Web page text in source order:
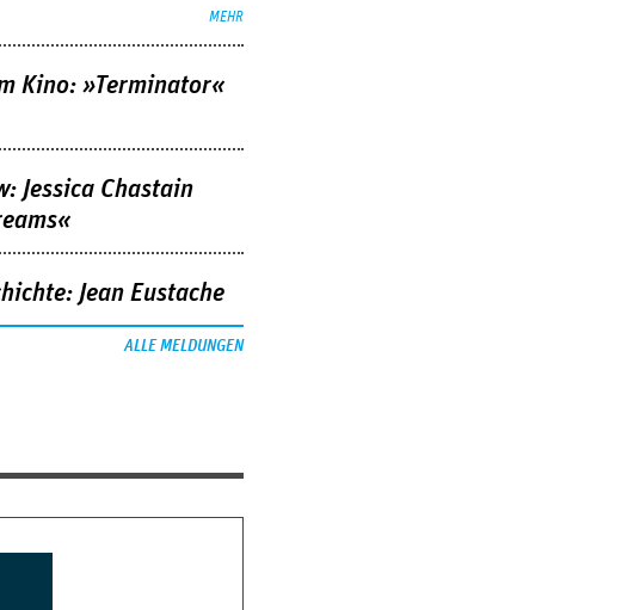
MEHR
Kino: »Terminator«
Jessica Chastain
Jean Eustache
ALLE MELDUNGEN